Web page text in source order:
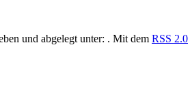
und abgelegt unter: . Mit dem RSS 2.0